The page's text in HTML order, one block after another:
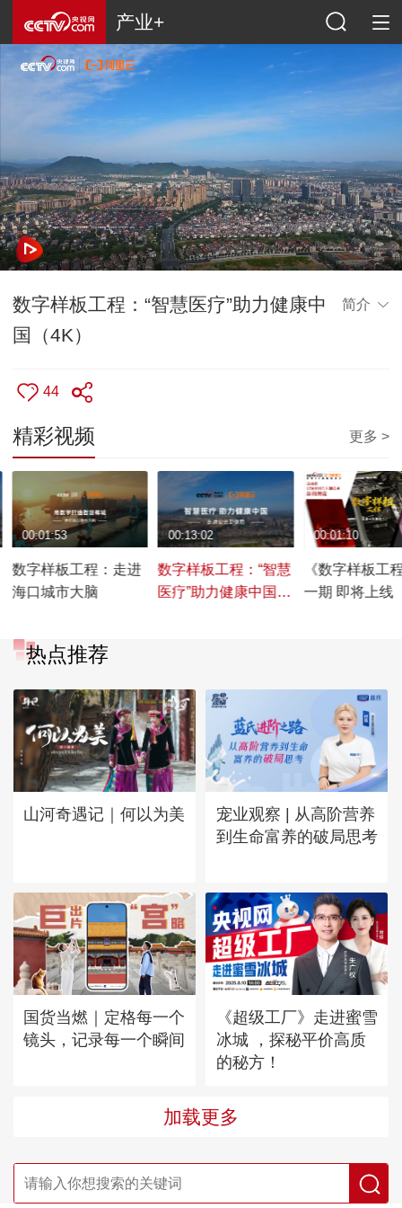
产业+
数字样板工程：“智慧医疗”助力健康中
国（4K）
简介
44
精彩视频 更多 >
数字样板工程：走进
海口城市大脑
00:01:53
数字样板工程：“智慧
医疗”助力健康中国
00:13:02
《数字样板工
一期 即将上线
00:01:10
热点推荐
山河奇遇记｜何以为美
宠业观察 | 从高阶营养
到生命富养的破局思考
国货当燃｜定格每一个
镜头，记录每一个瞬间
《超级工厂》走进蜜雪
冰城 ，探秘平价高质
的秘方！
加载更多